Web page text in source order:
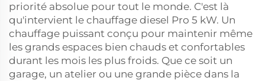
priorité absolue pour tout le monde. C'est là
qu'intervient le chauffage diesel Pro 5 kW. Un
chauffage puissant conçu pour maintenir même
les grands espaces bien chauds et confortables
durant les mois les plus froids. Que ce soit un
garage, un atelier ou une grande pièce dans la